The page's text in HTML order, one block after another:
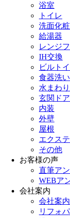
浴室
トイレ
洗面化
給湯器
レンジ
IH交換
ビルト
食器洗
水まわ
玄関ド
内装
外壁
屋根
エクス
その他
お客様の声
直筆ア
WEBア
会社案内
会社案
リフォ